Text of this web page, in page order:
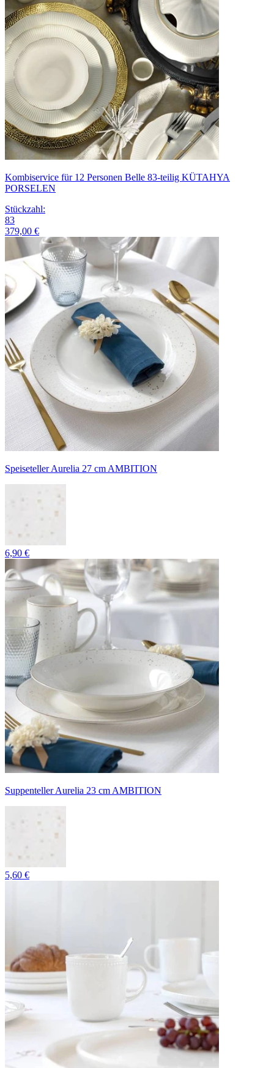
Kombiservice für 12 Personen Belle 83-teilig KÜTAHYA
PORSELEN
Stückzahl:
83
379,00 €
Speiseteller Aurelia 27 cm AMBITION
6,90 €
Suppenteller Aurelia 23 cm AMBITION
5,60 €